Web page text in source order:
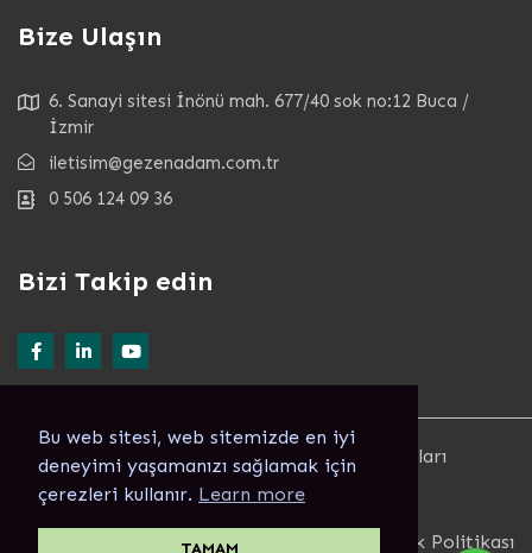
Bu web sitesi, web sitemizde en iyi
deneyimi yaşamanızı sağlamak için
çerezleri kullanır. Learn more
TAMAM
Bize Ulaşın
6. Sanayi sitesi İnönü mah. 677/40 sok no:12 Buca /
İzmir
iletisim@gezenadam.com.tr
0 506 124 09 36
Bizi Takip edin
© Copyright 2022. GEZENADAM ® Tüm Hakları
Saklıdır Alıntı Yapılamaz.
Şartlar ve koşullar Gizlilik Politikası